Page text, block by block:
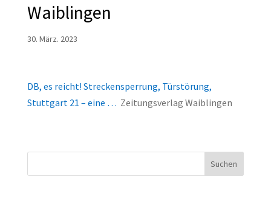
Waiblingen
30. März. 2023
DB, es reicht! Streckensperrung, Türstörung,
Stuttgart 21 – eine … Zeitungsverlag Waiblingen
Suchen